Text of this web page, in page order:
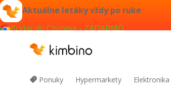
Aktuálne letáky vždy po ruke
Pridať do Chrome - ZADARMO
Ponuky Hypermarkety Elektronika